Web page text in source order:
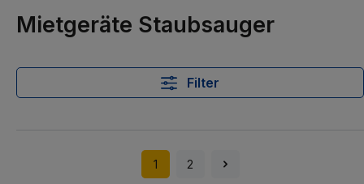
Mietgeräte Staubsauger
Filter
1 2